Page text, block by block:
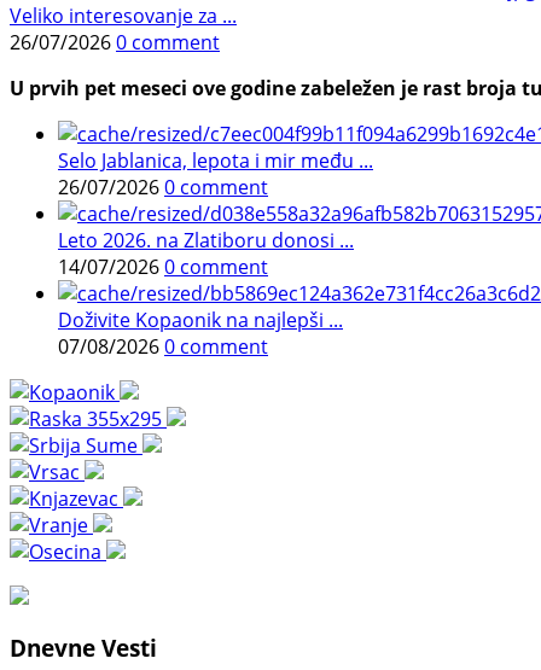
Veliko interesovanje za ...
26/07/20260 comment
U prvih pet meseci ove godine zabeležen je rast
Selo Jablanica, lepota i mir među ...
26/07/20260 comment
Leto 2026. na Zlatiboru donosi ...
14/07/20260 comment
Doživite Kopaonik na najlepši ...
07/08/20260 comment
Dnevne Vesti